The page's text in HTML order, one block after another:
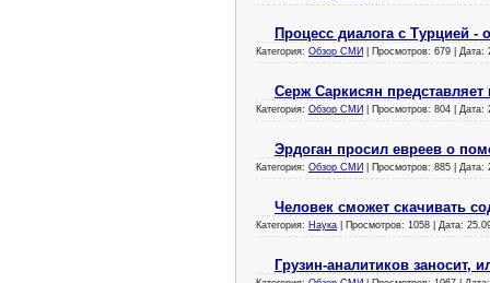
Процесс диалога с Турцией
Категория: Обзор СМИ | Просмотров: 679 | Дата:
Серж Саркисян
Категория: Обзор СМИ | Просмотров: 804 | Дата:
Эрдоган просил евреев о
Категория: Обзор СМИ | Просмотров: 885 | Дата:
Человек сможет скачивать
Категория: Наука | Просмотров: 1058 | Дата:
Грузин-аналитиков заносит,